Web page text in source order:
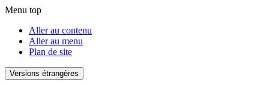
Menu top
Aller au contenu
Aller au menu
Plan de site
Versions étrangères